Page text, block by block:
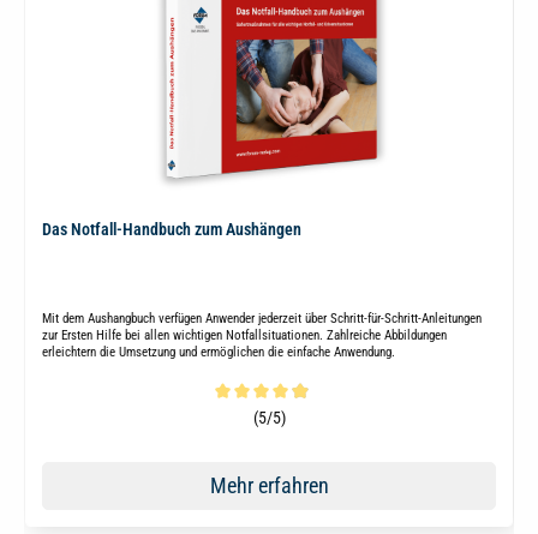
Das Notfall-Handbuch zum Aushängen
Mit dem Aushangbuch verfügen Anwender jederzeit über Schritt-für-Schritt-Anleitungen
zur Ersten Hilfe bei allen wichtigen Notfallsituationen. Zahlreiche Abbildungen
erleichtern die Umsetzung und ermöglichen die einfache Anwendung.
Durchschnittliche Bewertung von 4.9 von 5 Sternen
(5/5)
Mehr erfahren